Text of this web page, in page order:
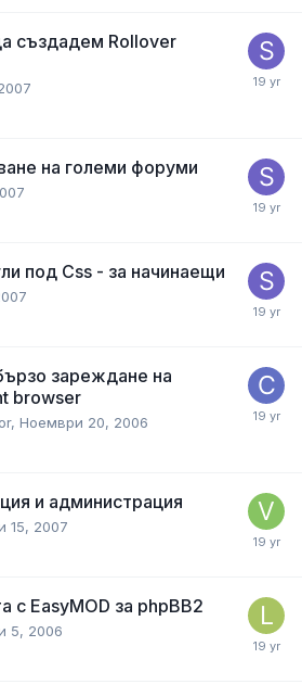
създадем Rollover
на големи форуми
под Css - за начинаещи
зареждане на
browser
, Ноември 20, 2006
и администрация
15, 2007
с EasyMOD за phpBB2
5, 2006